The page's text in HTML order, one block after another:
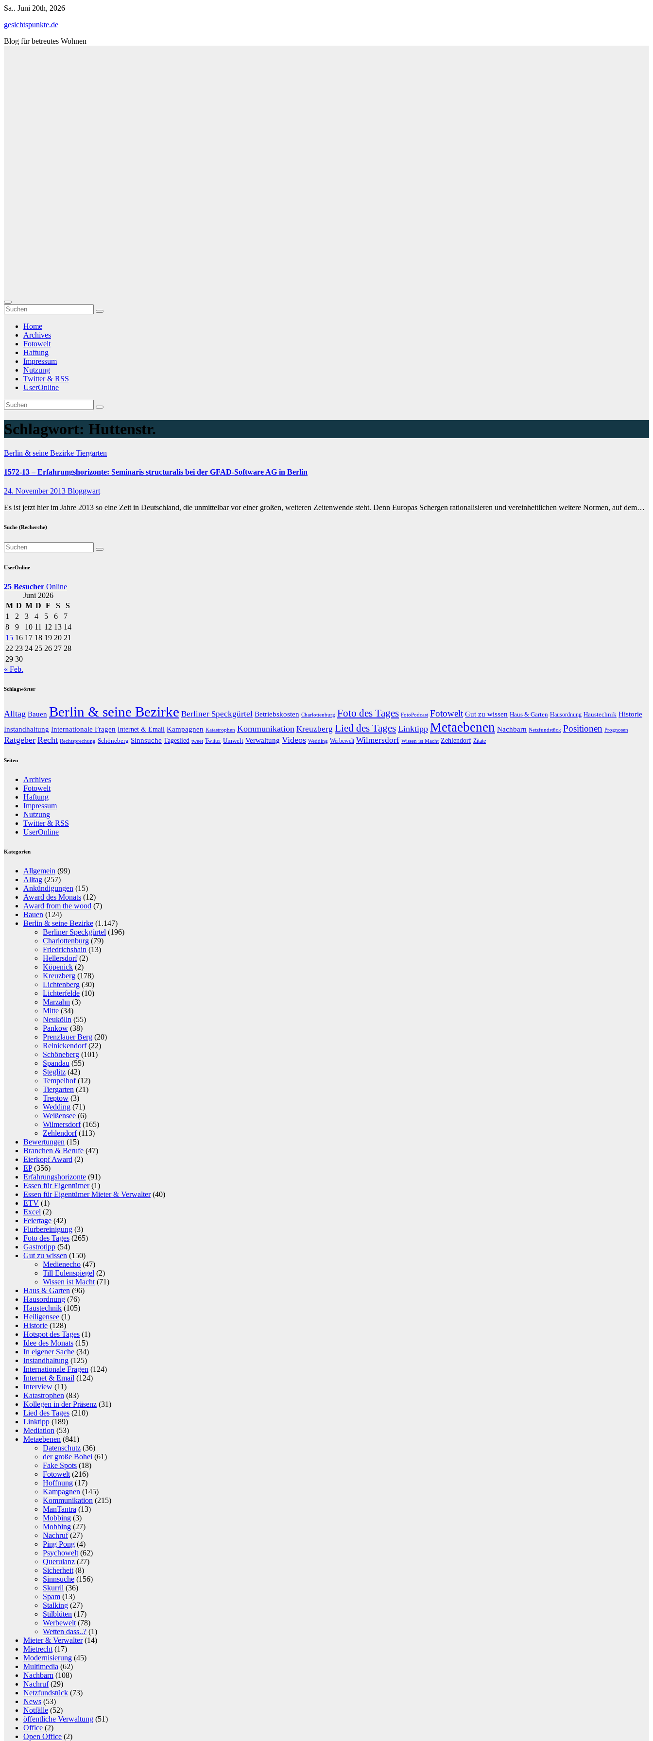
Zum
springen
Sa.. Juni 20th, 2026
gesichtspunkte.de
Blog für betreutes Wohnen
Home
Archives
Fotowelt
Haftung
Impressum
Nutzung
Twitter & RSS
UserOnline
Schlagwort: Huttenstr.
Berlin & seine Bezirke Tiergarten
1572-13 – Erfahrungshorizonte: Seminaris structuralis bei der GFAD-Software AG in Berlin
24. November 2013 Bloggwart
Es ist jetzt hier im Jahre 2013 so eine Zeit in Deutschland, die unmittelbar vor einer großen, weiteren Zeitenwende steht. Denn Europas Schergen rationalisieren und vereinheitlichen weitere Normen, auf dem…
Suche (Recherche)
UserOnline
25 Besucher Online
Juni 2026
M D M D F S
S
1
2 3 4 5 6
7
8
9 10 11 12 13 14
15 16 17 18 19 20 21
22 23 24 25 26 27 28
29 30
« Feb.
Schlagwörter
Alltag Bauen Berlin & seine Bezirke Berliner Speckgürtel Betriebskosten Charlottenburg Foto des Tages FotoPodcast Fotowelt Gut zu wissen Haus & Garten Hausordnung Haustechnik Historie
Instandhaltung Internationale Fragen Internet & Email Kampagnen Katastrophen Kommunikation Kreuzberg Lied des Tages Linktipp Metaebenen Nachbarn Netzfundstück Positionen Prognosen
Ratgeber Recht Rechtsprechung Schöneberg Sinnsuche Tageslied tweet Twitter Umwelt Verwaltung Videos Wedding Werbewelt Wilmersdorf Wissen ist Macht Zehlendorf Zitate
Seiten
Archives
Fotowelt
Haftung
Impressum
Nutzung
Twitter & RSS
UserOnline
Kategorien
Allgemein (99)
Alltag (257)
Ankündigungen (15)
Award des Monats (12)
Award from the wood (7)
Bauen (124)
Berlin & seine Bezirke (1.147)
Berliner Speckgürtel (196)
Charlottenburg (79)
Friedrichshain (13)
Hellersdorf(2)
Köpenick (2)
Kreuzberg (178)
Lichtenberg (30)
Lichterfelde (10)
Marzahn (3)
Mitte (34)
Neukölln (55)
Pankow (38)
Prenzlauer Berg (20)
Reinickendorf(22)
Schöneberg (101)
Spandau (55)
Steglitz (42)
Tempelhof(12)
Tiergarten (21)
Treptow (3)
Wedding (71)
Weißensee (6)
Wilmersdorf(165)
Zehlendorf(113)
Bewertungen (15)
Branchen & Berufe (47)
Eierkopf Award (2)
EP(356)
Erfahrungshorizonte (91)
Essen für Eigentümer(1)
Essen für Eigentümer Mieter & Verwalter(40)
ETV (1)
Excel (2)
Feiertage (42)
Flurbereinigung (3)
Foto des Tages (265)
Gastrotipp (54)
Gut zu wissen (150)
Medienecho (47)
Till Eulenspiegel (2)
Wissen ist Macht (71)
Haus & Garten (96)
Hausordnung (76)
Haustechnik (105)
Heiligensee (1)
Historie (128)
Hotspot des Tages (1)
Idee des Monats (15)
In eigener Sache (34)
Instandhaltung (125)
Internationale Fragen (124)
Internet & Email (124)
Interview (11)
Katastrophen (83)
Kollegen in der Präsenz (31)
Lied des Tages (210)
Linktipp (189)
Mediation (53)
Metaebenen (841)
Datenschutz (36)
der große Bohei (61)
Fake Spots (18)
Fotowelt (216)
Hoffnung (17)
Kampagnen (145)
Kommunikation (215)
ManTantra (13)
Mobbing (3)
Mobbing (27)
Nachruf(27)
Ping Pong (4)
Psychowelt (62)
Querulanz (27)
Sicherheit (8)
Sinnsuche (156)
Skurril (36)
Spam (13)
Stalking (27)
Stilblüten (17)
Werbewelt (78)
Wetten dass..? (1)
Mieter & Verwalter(14)
Mietrecht (17)
Modernisierung (45)
Multimedia (62)
Nachbarn (108)
Nachruf(29)
Netzfundstück (73)
News (53)
Notfälle (52)
öffentliche Verwaltung (51)
Office (2)
Open Office (2)